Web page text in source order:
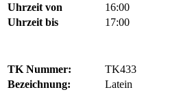
Uhrzeit von
16:00
Uhrzeit bis
17:00
TK Nummer:
TK433
Bezeichnung:
Latein